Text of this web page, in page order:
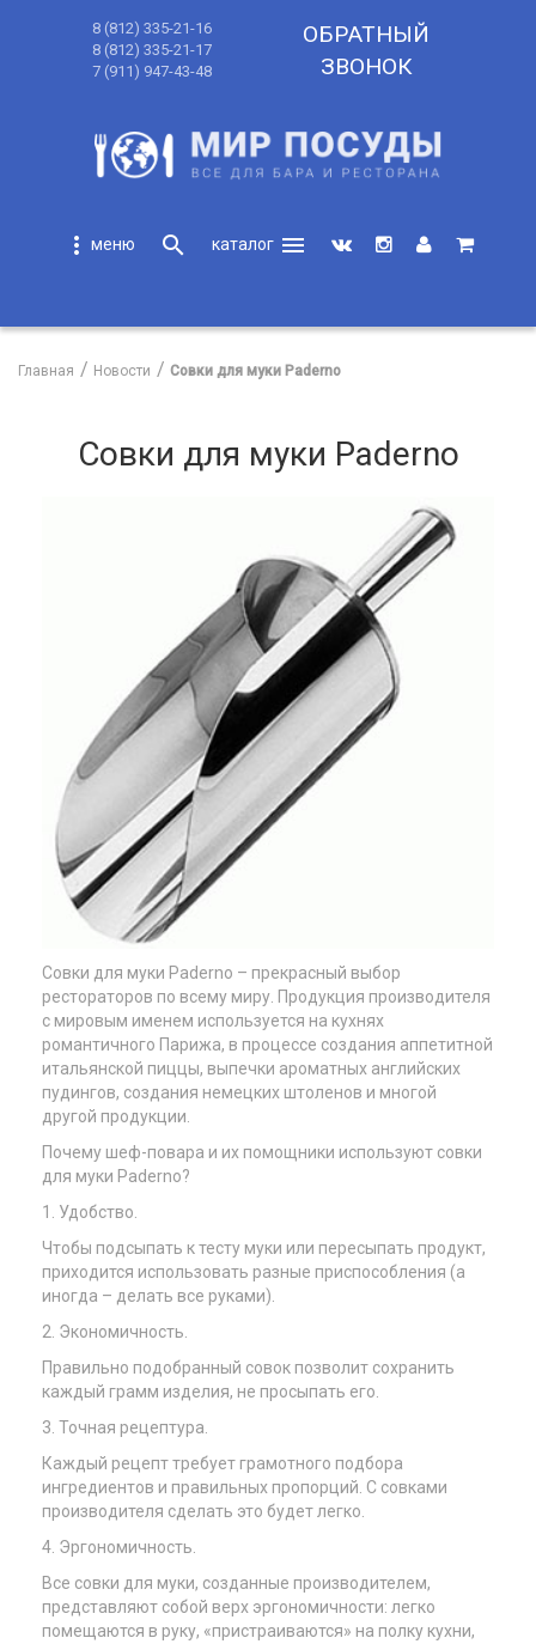
8 (812) 335-21-16
8 (812) 335-21-17
7 (911) 947-43-48
ОБРАТНЫЙ
ЗВОНОК
more_vert search
menu
Главная Новости Совки для муки Paderno
Совки для муки Paderno
Совки для муки Paderno – прекрасный выбор
рестораторов по всему миру. Продукция производителя
с мировым именем используется на кухнях
романтичного Парижа, в процессе создания аппетитной
итальянской пиццы, выпечки ароматных английских
пудингов, создания немецких штоленов и многой
другой продукции.
Почему шеф-повара и их помощники используют совки
для муки Paderno?
1. Удобство.
Чтобы подсыпать к тесту муки или пересыпать продукт,
приходится использовать разные приспособления (а
иногда – делать все руками).
2. Экономичность.
Правильно подобранный совок позволит сохранить
каждый грамм изделия, не просыпать его.
3. Точная рецептура.
Каждый рецепт требует грамотного подбора
ингредиентов и правильных пропорций. С совками
производителя сделать это будет легко.
4. Эргономичность.
Все совки для муки, созданные производителем,
представляют собой верх эргономичности: легко
помещаются в руку, «пристраиваются» на полку кухни,